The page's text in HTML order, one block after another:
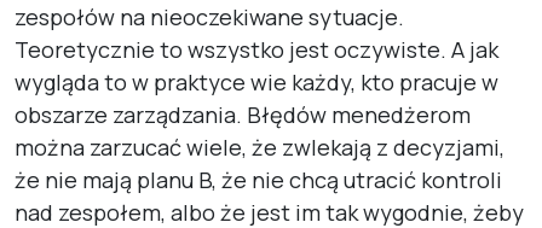
zespołów na nieoczekiwane sytuacje.
Teoretycznie to wszystko jest oczywiste. A jak
wygląda to w praktyce wie każdy, kto pracuje w
obszarze zarządzania. Błędów menedżerom
można zarzucać wiele, że zwlekają z decyzjami,
że nie mają planu B, że nie chcą utracić kontroli
nad zespołem, albo że jest im tak wygodnie, żeby